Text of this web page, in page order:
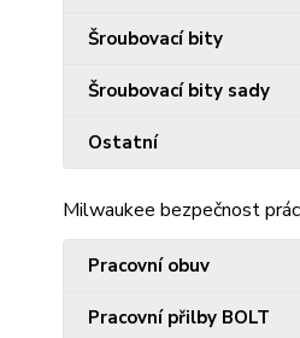
Šroubovací bity
Šroubovací bity sady
Ostatní
Milwaukee bezpečnost
Pracovní obuv
Pracovní přilby BOLT